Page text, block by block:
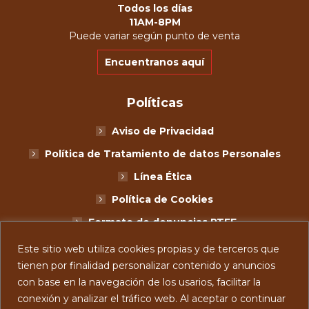
Este sitio web utiliza cookies propias y de terceros que
tienen por finalidad personalizar contenido y anuncios
con base en la navegación de los usarios, facilitar la
conexión y analizar el tráfico web. Al aceptar o continuar
in
new
window
in
new
window
in
new
window
Todos los días
11AM-8PM
Puede variar según punto de venta
Encuentranos aquí
Políticas
Aviso de Privacidad
Política de Tratamiento de datos Personales
Línea Ética
Política de Cookies
Formato de denuncias PTEE
Términos y Condiciones
Legales Promos
GÁNATE UN PLAN ARÁCNIDO CON MIMO’S®